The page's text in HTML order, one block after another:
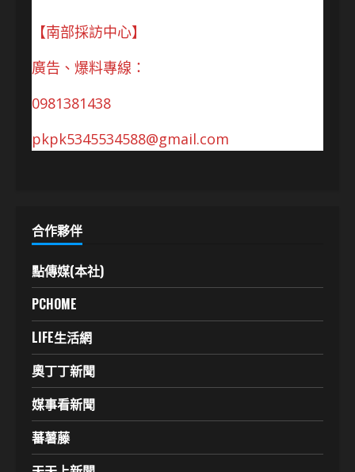
【南部採訪中心】
廣告、爆料專線：
0981381438
pkpk5345534588@gmail.com
合作夥伴
點傳媒(本社)
PCHOME
LIFE生活網
奧丁丁新聞
媒事看新聞
蕃薯藤